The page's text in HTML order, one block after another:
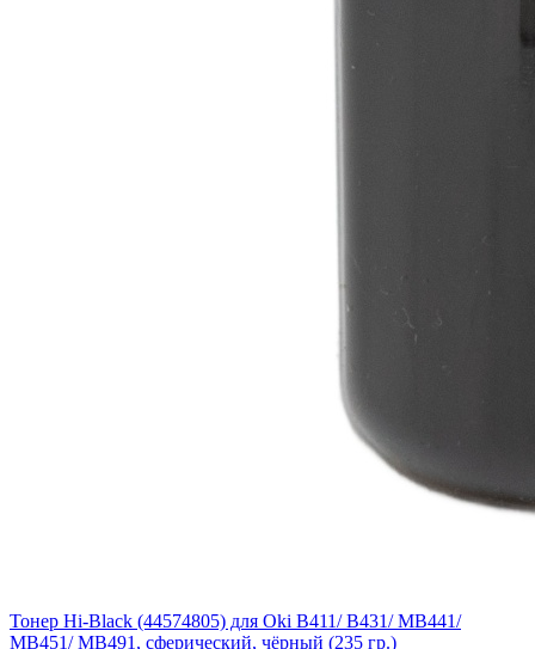
Тонер Hi-Black (44574805) для Oki B411/ B431/ MB441/
MB451/ MB491, сферический, чёрный (235 гр.)